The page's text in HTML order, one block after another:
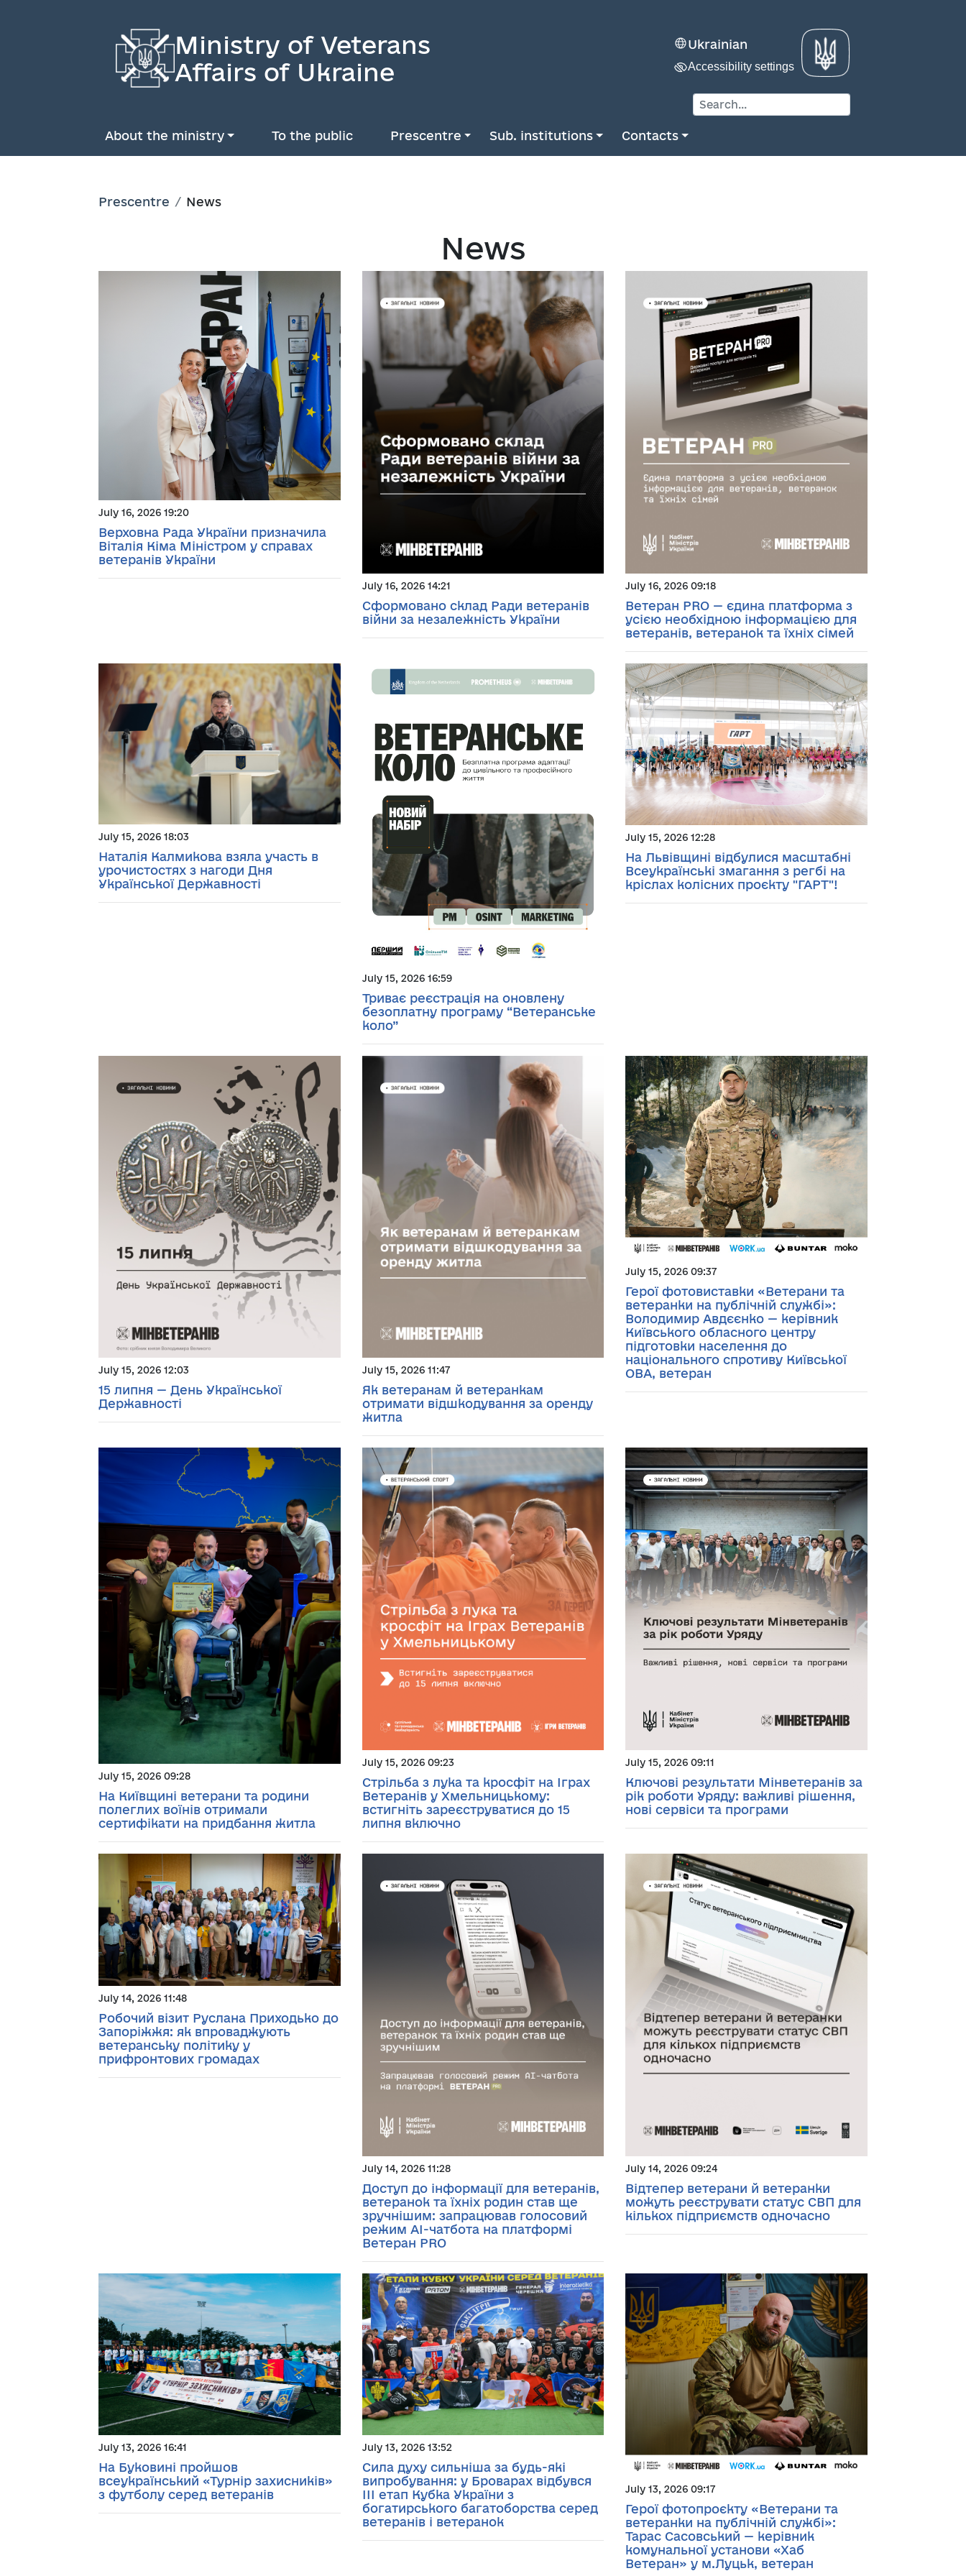
Ministry of Veterans
Affairs of Ukraine
Ukrainian
Accessibility settings
About the ministry To the public Prescentre Sub. institutions Contacts
Prescentre News
News
July 16, 2026 19:20
Верховна Рада України призначила
Віталія Кіма Міністром у справах
ветеранів України
July 16, 2026 14:21
Сформовано склад Ради ветеранів
війни за незалежність України
July 16, 2026 09:18
Ветеран PRO — єдина платформа з
усією необхідною інформацією для
ветеранів, ветеранок та їхніх сімей
July 15, 2026 18:03
Наталія Калмикова взяла участь в
урочистостях з нагоди Дня
Української Державності
July 15, 2026 16:59
Триває реєстрація на оновлену
безоплатну програму “Ветеранське
коло”
July 15, 2026 12:28
На Львівщині відбулися масштабні
Всеукраїнські змагання з регбі на
кріслах колісних проєкту "ГАРТ"!
July 15, 2026 12:03
15 липня — День Української
Державності
July 15, 2026 11:47
Як ветеранам й ветеранкам
отримати відшкодування за оренду
житла
July 15, 2026 09:37
Герої фотовиставки «Ветерани та
ветеранки на публічній службі»:
Володимир Авдєєнко — керівник
Київського обласного центру
підготовки населення до
національного спротиву Київської
ОВА, ветеран
July 15, 2026 09:28
На Київщині ветерани та родини
полеглих воїнів отримали
сертифікати на придбання житла
July 15, 2026 09:23
Стрільба з лука та кросфіт на Іграх
Ветеранів у Хмельницькому:
встигніть зареєструватися до 15
липня включно
July 15, 2026 09:11
Ключові результати Мінветеранів за
рік роботи Уряду: важливі рішення,
нові сервіси та програми
July 14, 2026 11:48
Робочий візит Руслана Приходько до
Запоріжжя: як впроваджують
ветеранську політику у
прифронтових громадах
July 14, 2026 11:28
Доступ до інформації для ветеранів,
ветеранок та їхніх родин став ще
зручнішим: запрацював голосовий
режим AI-чатбота на платформі
Ветеран PRO
July 14, 2026 09:24
Відтепер ветерани й ветеранки
можуть реєструвати статус СВП для
кількох підприємств одночасно
July 13, 2026 16:41
На Буковині пройшов
всеукраїнський «Турнір захисників»
з футболу серед ветеранів
July 13, 2026 13:52
Сила духу сильніша за будь-які
випробування: у Броварах відбувся
ІІІ етап Кубка України з
богатирського багатоборства серед
ветеранів і ветеранок
July 13, 2026 09:17
Герої фотопроєкту «Ветерани та
ветеранки на публічній службі»:
Тарас Сасовський — керівник
комунальної установи «Хаб
Ветеран» у м.Луцьк, ветеран